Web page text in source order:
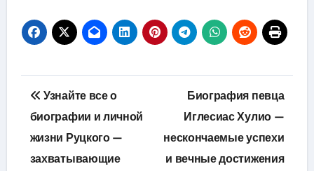
Навигация
по
записям
Узнайте все о
биографии и личной
жизни Руцкого —
захватывающие
Биография певца
Иглесиас Хулио —
нескончаемые успехи
и вечные достижения